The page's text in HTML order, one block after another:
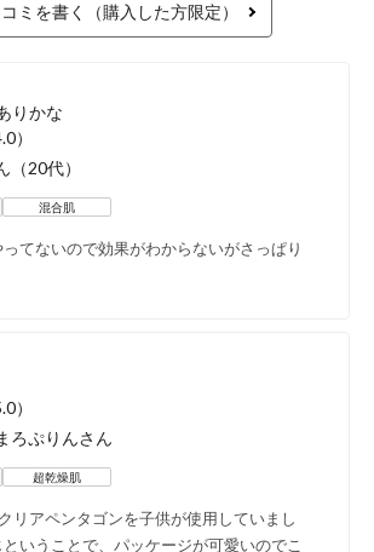
ミを書く（購入した方限定）
りかな
）
（20代）
混合肌
てないので効果がわからないがさっぱり
）
ろぷりんさん
超乾燥肌
リアペンタゴンを子供が使用していまし
いうことで、パッケージが可愛いのでこ